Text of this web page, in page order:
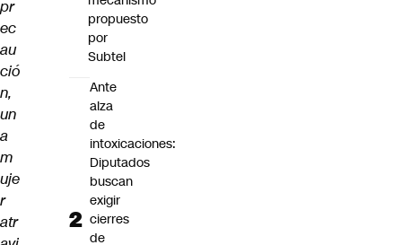
pr
ec
au
ció
n,
un
a
m
uje
r
atr
propuesto
por
Subtel
Ante
alza
de
intoxicaciones:
Diputados
buscan
exigir
cierres
de